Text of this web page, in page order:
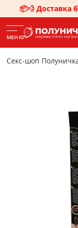
📦💨 Доставка
МЕНЮ
Секс-шоп